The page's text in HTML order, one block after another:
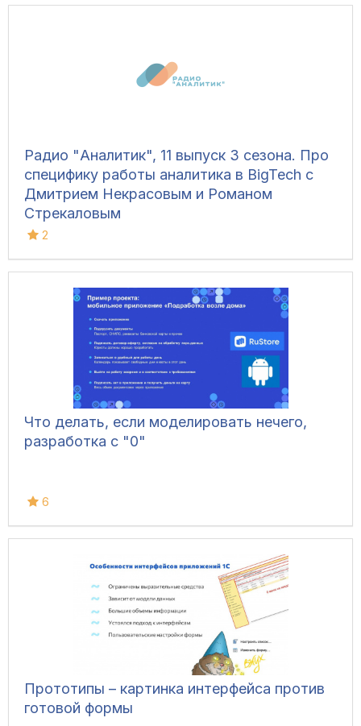
Радио "Аналитик", 11 выпуск 3 сезона. Про
специфику работы аналитика в BigTech с
Дмитрием Некрасовым и Романом
Стрекаловым
2
Что делать, если моделировать нечего,
разработка с "0"
6
Прототипы – картинка интерфейса против
готовой формы